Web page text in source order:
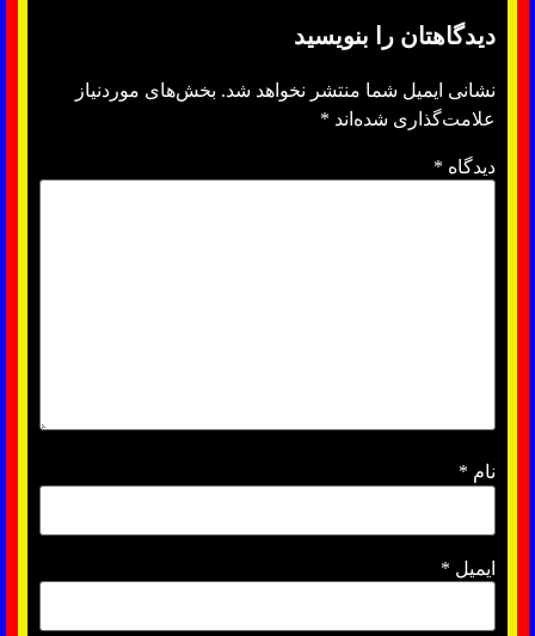
دیدگاهتان را بنویسید
نشانی ایمیل شما منتشر نخواهد شد. بخش‌های موردنیاز
علامت‌گذاری شده‌اند *
دیدگاه *
نام *
ایمیل *